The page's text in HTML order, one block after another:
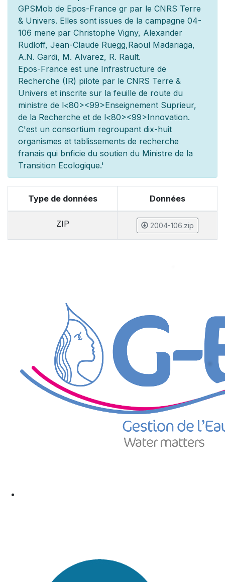
GPSMob de Epos-France gr par le CNRS Terre
& Univers. Elles sont issues de la campagne 04-
106 mene par Christophe Vigny, Alexander
Rudloff, Jean-Claude Ruegg,Raoul Madariaga,
A.N. Gardi, M. Alvarez, R. Rault.
Epos-France est une Infrastructure de
Recherche (IR) pilote par le CNRS Terre &
Univers et inscrite sur la feuille de route du
ministre de l<80><99>Enseignement Suprieur,
de la Recherche et de l<80><99>Innovation.
C'est un consortium regroupant dix-huit
organismes et tablissements de recherche
franais qui bnficie du soutien du Ministre de la
Transition Ecologique.'
Type de données Données
ZIP 2004-106.zip